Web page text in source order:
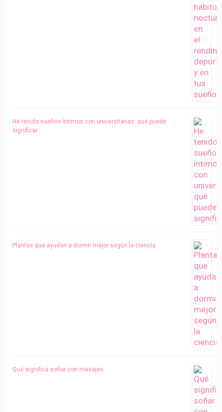
He tenido sueños íntimos con universitarias: qué puede
significar
Plantas que ayudan a dormir mejor según la ciencia
Qué significa soñar con masajes